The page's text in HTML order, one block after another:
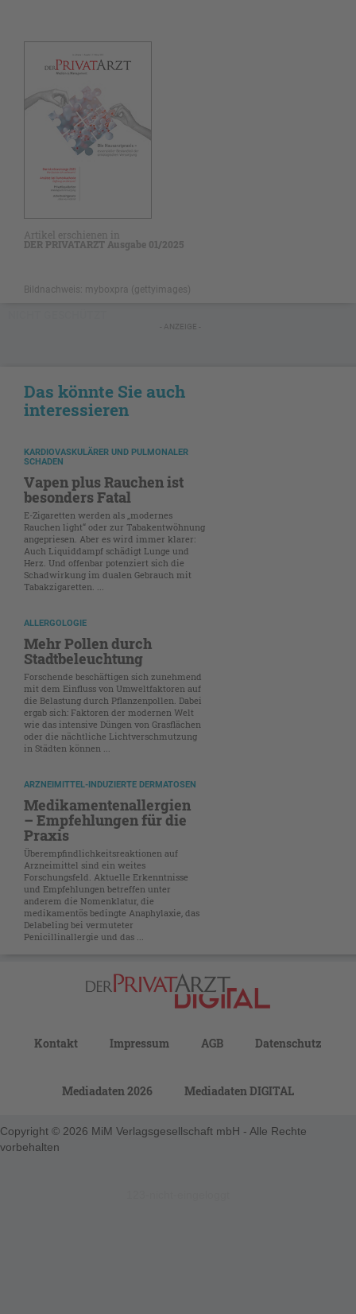
Artikel erschienen in
DER PRIVATARZT Ausgabe 01/2025
Bildnachweis: myboxpra (gettyimages)
- ANZEIGE -
Das könnte Sie auch
interessieren
KARDIOVASKULÄRER UND PULMONALER
SCHADEN
Vapen plus Rauchen ist
besonders Fatal
E-Zigaretten werden als „modernes
Rauchen light“ oder zur Tabakentwöhnung
angepriesen. Aber es wird immer klarer:
Auch Liquiddampf schädigt Lunge und
Herz. Und offenbar potenziert sich die
Schadwirkung im dualen Gebrauch mit
Tabakzigaretten. ...
ALLERGOLOGIE
Mehr Pollen durch
Stadtbeleuchtung
Forschende beschäftigen sich zunehmend
mit dem Einfluss von Umweltfaktoren auf
die Belastung durch Pflanzenpollen. Dabei
ergab sich: Faktoren der modernen Welt
wie das intensive Düngen von Grasflächen
oder die nächtliche Lichtverschmutzung
in Städten können ...
ARZNEIMITTEL-INDUZIERTE DERMATOSEN
Medikamentenallergien
– Empfehlungen für die
Praxis
Überempfindlichkeitsreaktionen auf
Arzneimittel sind ein weites
Forschungsfeld. Aktuelle Erkenntnisse
und Empfehlungen betreffen unter
anderem die Nomenklatur, die
medikamentös bedingte Anaphylaxie, das
Delabeling bei vermuteter
Penicillinallergie und das ...
Kontakt Impressum AGB Datenschutz
Mediadaten 2026 Mediadaten DIGITAL
Copyright © 2026 MiM Verlagsgesellschaft mbH - Alle Rechte
vorbehalten